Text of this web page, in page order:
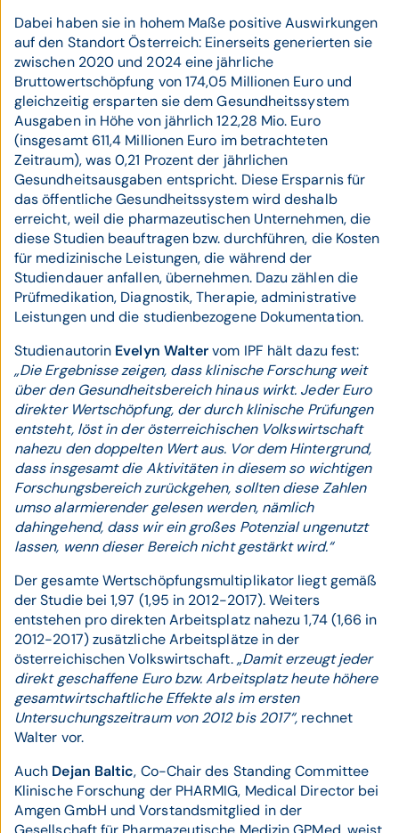
Dabei haben sie in hohem Maße positive Auswirkungen
auf den Standort Österreich: Einerseits generierten sie
zwischen 2020 und 2024 eine jährliche
Bruttowertschöpfung von 174,05 Millionen Euro und
gleichzeitig ersparten sie dem Gesundheitssystem
Ausgaben in Höhe von jährlich 122,28 Mio. Euro
(insgesamt 611,4 Millionen Euro im betrachteten
Zeitraum), was 0,21 Prozent der jährlichen
Gesundheitsausgaben entspricht. Diese Ersparnis für
das öffentliche Gesundheitssystem wird deshalb
erreicht, weil die pharmazeutischen Unternehmen, die
diese Studien beauftragen bzw. durchführen, die Kosten
für medizinische Leistungen, die während der
Studiendauer anfallen, übernehmen. Dazu zählen die
Prüfmedikation, Diagnostik, Therapie, administrative
Leistungen und die studienbezogene Dokumentation.
Studienautorin Evelyn Waltervom IPF hält dazu fest:
„Die Ergebnisse zeigen, dass klinische Forschung weit
über den Gesundheitsbereich hinaus wirkt. Jeder Euro
direkter Wertschöpfung, der durch klinische Prüfungen
entsteht, löst in der österreichischen Volkswirtschaft
nahezu den doppelten Wert aus. Vor dem Hintergrund,
dass insgesamt die Aktivitäten in diesem so wichtigen
Forschungsbereich zurückgehen, sollten diese Zahlen
umso alarmierender gelesen werden, nämlich
dahingehend, dass wir ein großes Potenzial ungenutzt
lassen, wenn dieser Bereich nicht gestärkt wird.“
Der gesamte Wertschöpfungsmultiplikator liegt gemäß
der Studie bei 1,97 (1,95 in 2012-2017). Weiters
entstehen pro direkten Arbeitsplatz nahezu 1,74 (1,66 in
2012-2017) zusätzliche Arbeitsplätze in der
österreichischen Volkswirtschaft.„Damit erzeugt jeder
direkt geschaffene Euro bzw. Arbeitsplatz heute höhere
gesamtwirtschaftliche Effekte als im ersten
Untersuchungszeitraum von 2012 bis 2017“, rechnet
Walter vor.
Auch Dejan Baltic, Co-Chair des Standing Committee
Klinische Forschung der PHARMIG, Medical Director bei
Amgen GmbH und Vorstandsmitglied in der